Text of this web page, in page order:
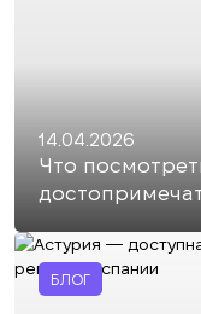
14.04.2026
Что
БЛОГ